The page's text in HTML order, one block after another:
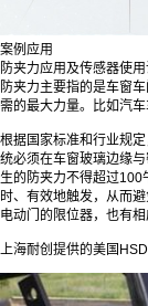
案例应用
防夹力应用及传感器使用
防夹力主要指的是车窗
需的最大力量。比如汽
根据国家标准和行业规
统必须在车窗玻璃边缘
生的防夹力不得超过100
时、有效地触发，从而
电动门的限位器，也有
上海耐创提供的美国